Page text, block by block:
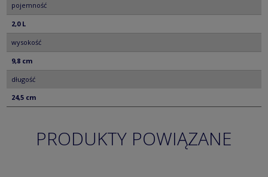
pojemność
2,0 L
wysokość
9,8 cm
długość
24,5 cm
PRODUKTY POWIĄZANE